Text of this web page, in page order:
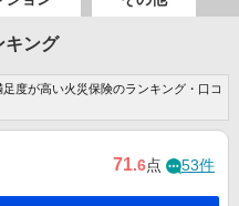
キング
度が高い火災保険のランキング・口コ
71.6点 53件